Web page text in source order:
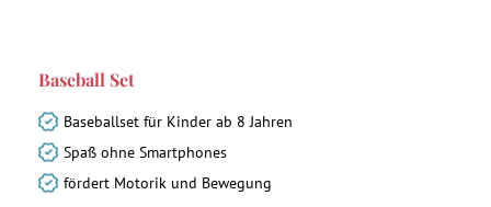
Baseball Set
Baseballset für Kinder ab 8 Jahren
Spaß ohne Smartphones
fördert Motorik und Bewegung